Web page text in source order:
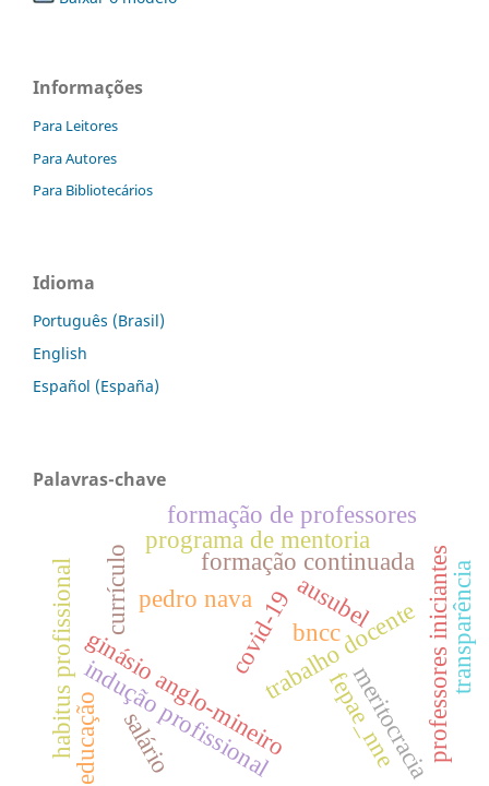
Informações
Para Leitores
Para Autores
Para Bibliotecários
Idioma
Português (Brasil)
English
Español (España)
Palavras-chave
pedro nava
ginásio anglo-mineirotrabalho docente
ausubel professores iniciantes
indução profissional
formação continuada
programa de mentoria
formação de professores
fepae_nne
currículo
educação
covid-19bncc
habitus profissional salário meritocracia
transparência